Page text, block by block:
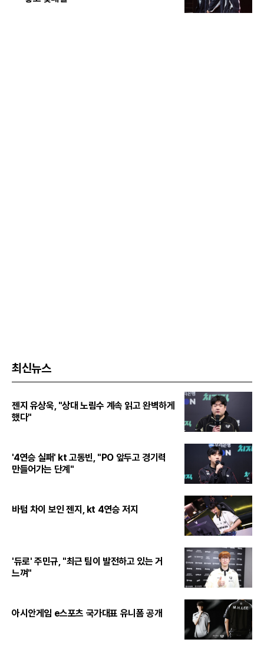
최신뉴스
젠지 유상욱, "상대 노림수 계속 읽고 완벽하게
했다"
'4연승 실패' kt 고동빈, "PO 앞두고 경기력
만들어가는 단계"
바텀 차이 보인 젠지, kt 4연승 저지
'듀로' 주민규, "최근 팀이 발전하고 있는 거
느껴"
아시안게임 e스포츠 국가대표 유니폼 공개